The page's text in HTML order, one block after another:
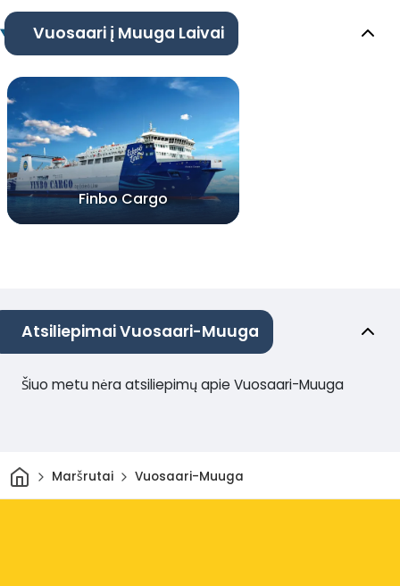
Vuosaari į Muuga Laivai
Finbo Cargo
Atsiliepimai Vuosaari-Muuga
Šiuo metu nėra atsiliepimų apie Vuosaari-Muuga
Pradžia
Maršrutai Vuosaari-Muuga